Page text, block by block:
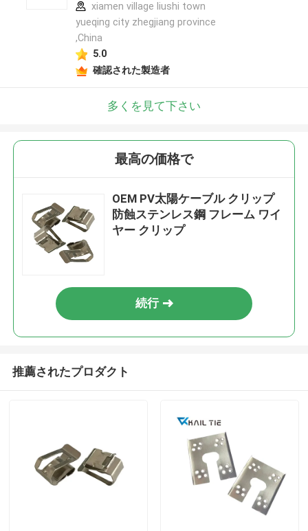
xiamen village liushi town
yueqing city zhegjiang province
,China
5.0
確認された製造者
多くを見て下さい
最高の価格で
OEM PV太陽ケーブル クリップ
防蝕ステンレス鋼 フレーム ワイ
ヤー クリップ
続行
推薦されたプロダクト